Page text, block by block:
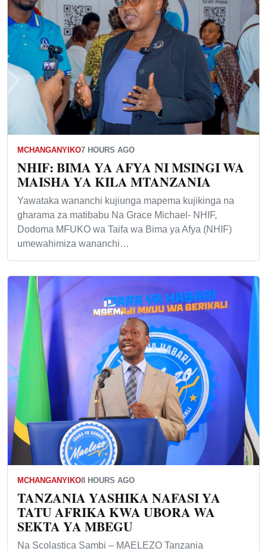
MCHANGANYIKO7 HOURS AGO
NHIF: BIMA YA AFYA NI MSINGI WA
MAISHA YA KILA MTANZANIA
Yawataka wananchi kujiunga mapema kujikinga na
gharama za matibabu Na Grace Michael- NHIF,
Dodoma MFUKO wa Taifa wa Bima ya Afya (NHIF)
umewahimiza wananchi…
MCHANGANYIKO8 HOURS AGO
TANZANIA YASHIKA NAFASI YA
TATU AFRIKA KWA UBORA WA
SEKTA YA MBEGU
Na Scolastica Sambi – MAELEZO Tanzania